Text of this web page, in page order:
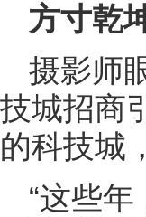
方寸乾
摄影师
技城招商
的科技城
“这些